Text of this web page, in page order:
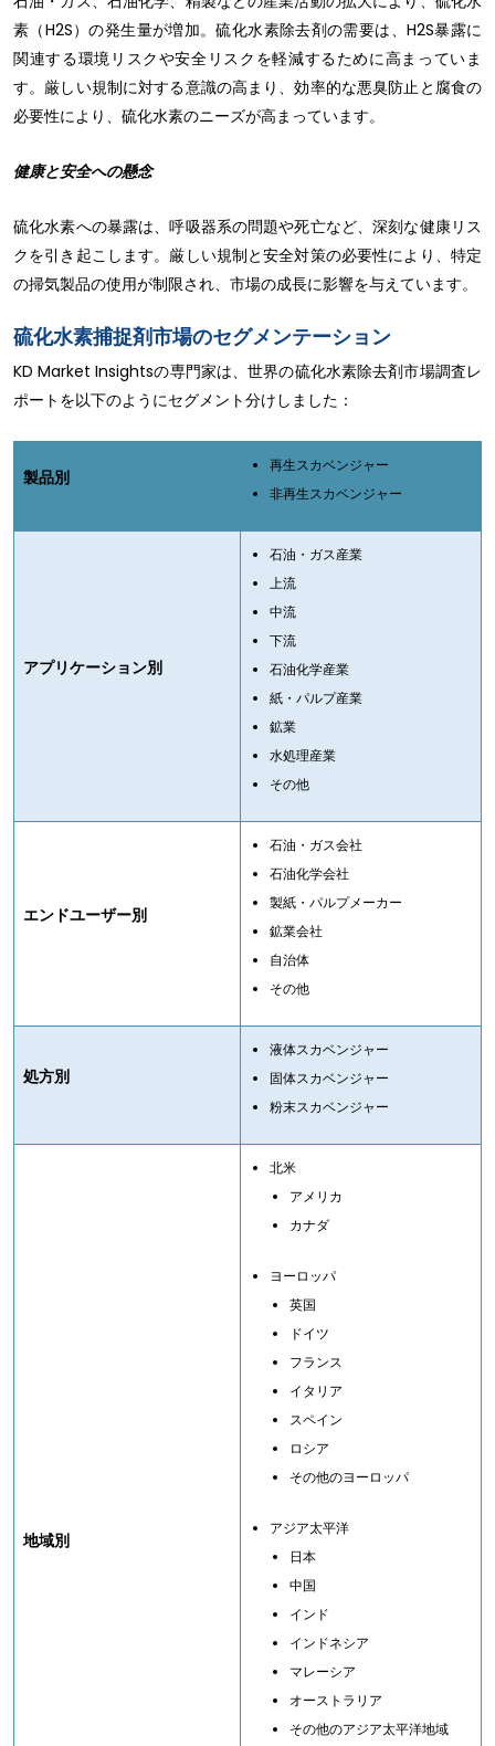
素（H2S）の発生量が増加。硫化水素除去剤の需要は、H2S暴露に
関連する環境リスクや安全リスクを軽減するために高まっていま
す。厳しい規制に対する意識の高まり、効率的な悪臭防止と腐食の
必要性により、硫化水素のニーズが高まっています。
健康と安全への懸念
硫化水素への暴露は、呼吸器系の問題や死亡など、深刻な健康リス
クを引き起こします。厳しい規制と安全対策の必要性により、特定
の掃気製品の使用が制限され、市場の成長に影響を与えています。
硫化水素捕捉剤市場のセグメンテーション
KD Market Insightsの専門家は、世界の硫化水素除去剤市場調査レ
ポートを以下のようにセグメント分けしました：
製品別
再生スカベンジャー
非再生スカベンジャー
アプリケーション別
石油・ガス産業
上流
中流
下流
石油化学産業
紙・パルプ産業
鉱業
水処理産業
その他
エンドユーザー別
石油・ガス会社
石油化学会社
製紙・パルプメーカー
鉱業会社
自治体
その他
処方別
液体スカベンジャー
固体スカベンジャー
粉末スカベンジャー
地域別
北米
アメリカ
カナダ
ヨーロッパ
英国
ドイツ
フランス
イタリア
スペイン
ロシア
その他のヨーロッパ
アジア太平洋
日本
中国
インド
インドネシア
マレーシア
オーストラリア
その他のアジア太平洋地域